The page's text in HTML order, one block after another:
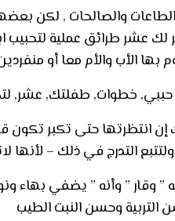
والصالحات , لكن
عشر طرائق عملية لتحبيب
الأب والأم معا أو
حببي, خطوات, طفلتك, عشر,
إن انتظرتها حتى تكبر
التدرج في ذلك – لأنها
” وقار ” وأنه ” يضفي بهاء
وحسن النبت الطيب